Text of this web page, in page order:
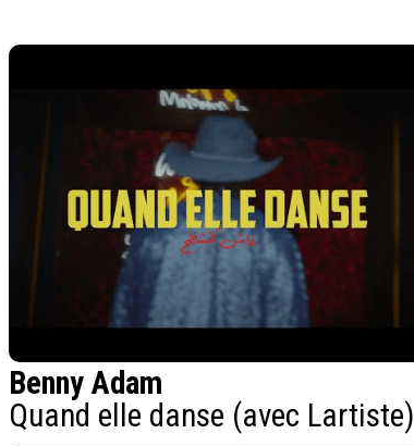
Benny Adam
Quand elle danse (avec Lartiste)